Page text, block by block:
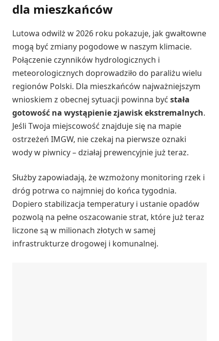
dla mieszkańców
Lutowa odwilż w 2026 roku pokazuje, jak gwałtowne
mogą być zmiany pogodowe w naszym klimacie.
Połączenie czynników hydrologicznych i
meteorologicznych doprowadziło do paraliżu wielu
regionów Polski. Dla mieszkańców najważniejszym
wnioskiem z obecnej sytuacji powinna być stała
gotowość na wystąpienie zjawisk ekstremalnych.
Jeśli Twoja miejscowość znajduje się na mapie
ostrzeżeń IMGW, nie czekaj na pierwsze oznaki
wody w piwnicy – działaj prewencyjnie już teraz.
Służby zapowiadają, że wzmożony monitoring rzek i
dróg potrwa co najmniej do końca tygodnia.
Dopiero stabilizacja temperatury i ustanie opadów
pozwolą na pełne oszacowanie strat, które już teraz
liczone są w milionach złotych w samej
infrastrukturze drogowej i komunalnej.